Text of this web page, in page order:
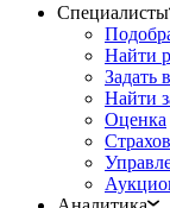
Специалисты
Найти
Задать
Найти
Оценка